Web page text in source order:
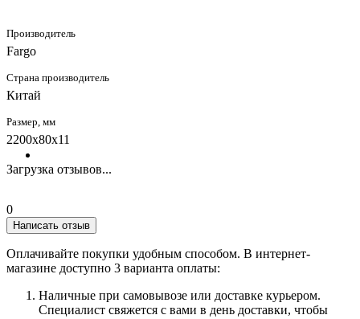
Производитель
Fargo
Страна производитель
Китай
Размер, мм
2200x80x11
Загрузка отзывов...
0
Написать отзыв
Оплачивайте покупки удобным способом. В интернет-
магазине доступно 3 варианта оплаты:
Наличные при самовывозе или доставке курьером.
Специалист свяжется с вами в день доставки, чтобы